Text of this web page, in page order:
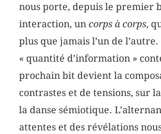
nous porte, depuis le premier
interaction, uncorps à corps,
plus que jamais l’un de
« quantité d’information »
prochain bit devient la
contrastes et de tensions, sur
la danse sémiotique.
attentes et des révélations